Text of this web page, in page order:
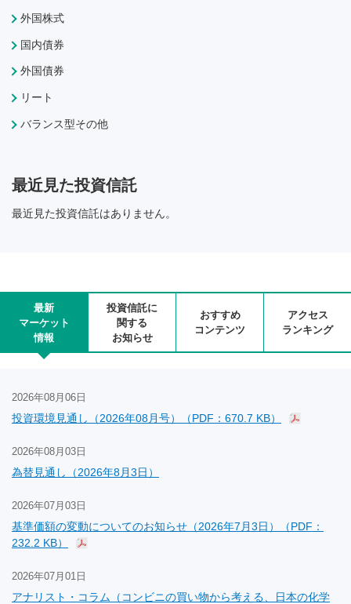
外国株式
国内債券
外国債券
リート
バランス型その他
最近見た投資信託
最近見た投資信託はありません。
最新
マーケット
情報
投資信託に
関する
お知らせ
おすすめ
コンテンツ
アクセス
ランキング
2026年08月06日
投資環境見通し（2026年08月号）（PDF：670.7 KB）
2026年08月03日
為替見通し（2026年8月3日）
2026年07月03日
基準価額の変動についてのお知らせ（2026年7月3日）（PDF：
232.2 KB）
2026年07月01日
アナリスト・コラム（コンビニの買い物から考える、日本の化学